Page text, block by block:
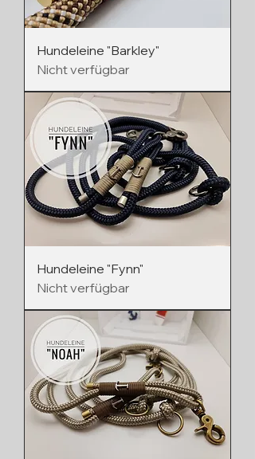
Hundeleine "Barkley"
Nicht verfügbar
Hundeleine "Fynn"
Nicht verfügbar